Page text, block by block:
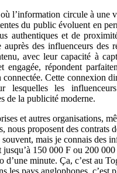
l’information circule à une
du public évoluent en
authentiques et de
auprès des influenceurs des
avec leur capacité à
engagée, répondent
connectée. Cette connexion
lesquelles les
de la publicité moderne.
et autres organisations,
nous proposent des contrats
mais je connais des
jusqu’à 150 000 F ou 200
d’une minute. Ça, c’est au
les pays anglophones, c’est